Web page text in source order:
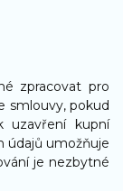
zpracovat pro
smlouvy, pokud
uzavření kupní
údajů umožňuje
je nezbytné